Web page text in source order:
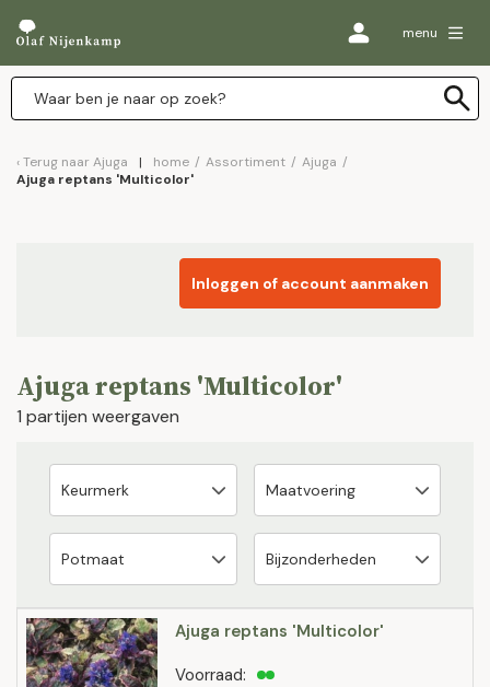
menu
Terug naar Ajuga home / Assortiment / Ajuga /
Ajuga reptans 'Multicolor'
Inloggen of account aanmaken
Ajuga reptans 'Multicolor'
1 partijen weergaven
Ajuga reptans 'Multicolor'
Voorraad: